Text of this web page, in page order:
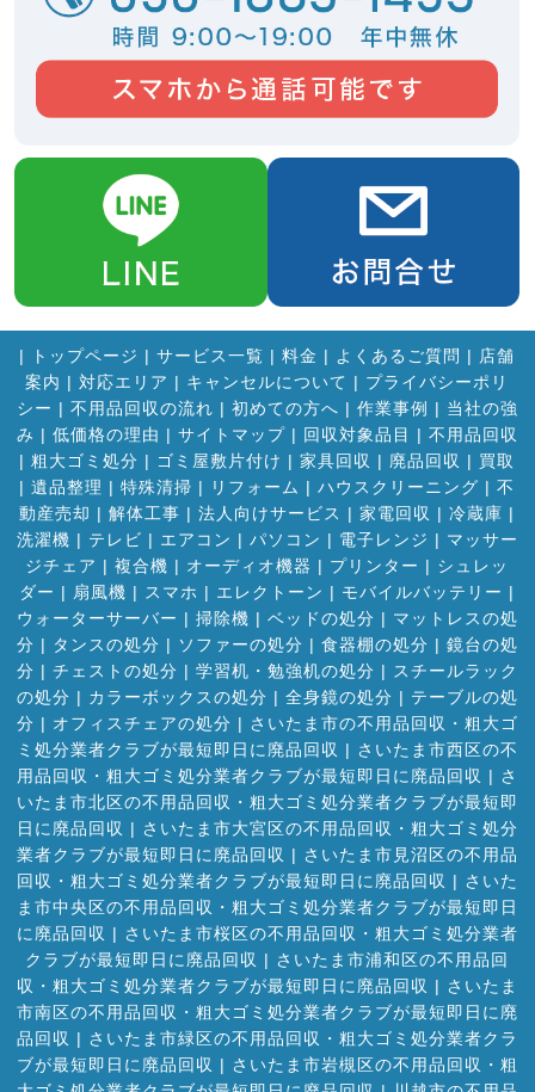
| トップページ | サービス一覧 | 料金 | よくあるご質問 | 店舗
案内 | 対応エリア | キャンセルについて | プライバシーポリ
シー | 不用品回収の流れ | 初めての方へ | 作業事例 | 当社の強
み | 低価格の理由 | サイトマップ| 回収対象品目 | 不用品回収
| 粗大ゴミ処分 | ゴミ屋敷片付け | 家具回収 | 廃品回収 | 買取
| 遺品整理 | 特殊清掃 | リフォーム | ハウスクリーニング | 不
動産売却 | 解体工事 | 法人向けサービス | 家電回収 | 冷蔵庫 |
洗濯機 | テレビ | エアコン | パソコン | 電子レンジ | マッサー
ジチェア | 複合機 | オーディオ機器 | プリンター | シュレッ
ダー | 扇風機 | スマホ | エレクトーン | モバイルバッテリー |
ウォーターサーバー | 掃除機 | ベッドの処分 | マットレスの処
分 | タンスの処分 | ソファーの処分 | 食器棚の処分 | 鏡台の処
分 | チェストの処分 | 学習机・勉強机の処分 | スチールラック
の処分 | カラーボックスの処分 | 全身鏡の処分 | テーブルの処
分 | オフィスチェアの処分 | さいたま市の不用品回収・粗大ゴ
ミ処分業者クラブが最短即日に廃品回収 | さいたま市西区の不
用品回収・粗大ゴミ処分業者クラブが最短即日に廃品回収 | さ
いたま市北区の不用品回収・粗大ゴミ処分業者クラブが最短即
日に廃品回収 | さいたま市大宮区の不用品回収・粗大ゴミ処分
業者クラブが最短即日に廃品回収 | さいたま市見沼区の不用品
回収・粗大ゴミ処分業者クラブが最短即日に廃品回収 | さいた
ま市中央区の不用品回収・粗大ゴミ処分業者クラブが最短即日
に廃品回収 | さいたま市桜区の不用品回収・粗大ゴミ処分業者
クラブが最短即日に廃品回収 | さいたま市浦和区の不用品回
収・粗大ゴミ処分業者クラブが最短即日に廃品回収 | さいたま
市南区の不用品回収・粗大ゴミ処分業者クラブが最短即日に廃
品回収 | さいたま市緑区の不用品回収・粗大ゴミ処分業者クラ
ブが最短即日に廃品回収 | さいたま市岩槻区の不用品回収・粗